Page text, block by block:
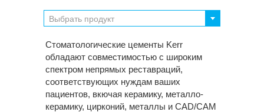
Выбрать продукт
Стоматологические цементы Kerr
обладают совместимостью с широким
спектром непрямых реставраций,
соответствующих нуждам ваших
пациентов, вкючая керамику, металло-
керамику, цирконий, металлы и CAD/CAM